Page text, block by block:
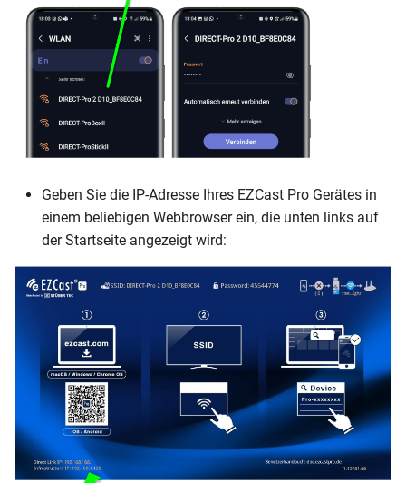
Geben Sie die IP-Adresse Ihres EZCast Pro Gerätes in
einem beliebigen Webbrowser ein, die unten links auf
der Startseite angezeigt wird: